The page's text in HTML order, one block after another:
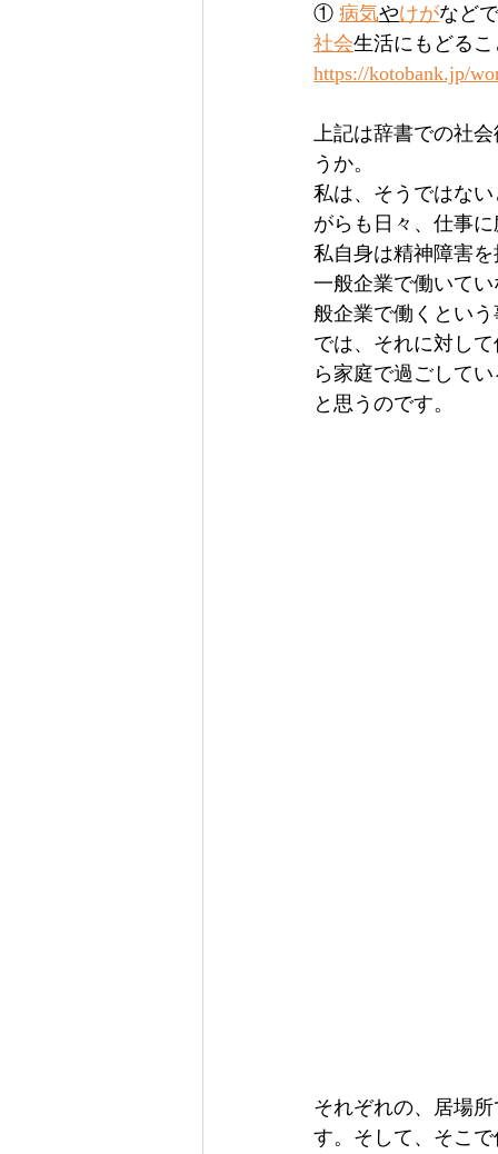
① 病気やけがなど
社会生活にもどる
https://kotobank.jp/
上記は辞書での社
うか。
私は、そうではな
がらも日々、仕事
私自身は精神障害
一般企業で働いて
般企業で働くとい
では、それに対し
ら家庭で過ごして
と思うのです。
それぞれの、居場
す。そして、そこ